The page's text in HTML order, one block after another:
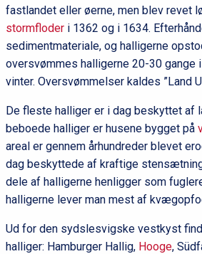
fastlandet eller øerne, men blev revet
stormfloderi 1362 og i 1634.
sedimentmateriale, og halligerne
oversvømmes halligerne 20-30 gange
vinter. Oversvømmelser kaldes ”Land
De fleste halliger er i dag beskyttet af
beboede halliger er husene bygget på
areal er gennem århundreder blevet
dag beskyttede af kraftige
dele af halligerne henligger som
halligerne lever man mest af
Ud for den sydslesvigske vestkyst
halliger: Hamburger Hallig, Hooge,